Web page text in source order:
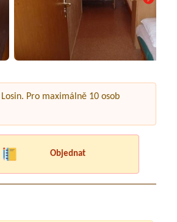
Pro maximálně 10 osob
Objednat